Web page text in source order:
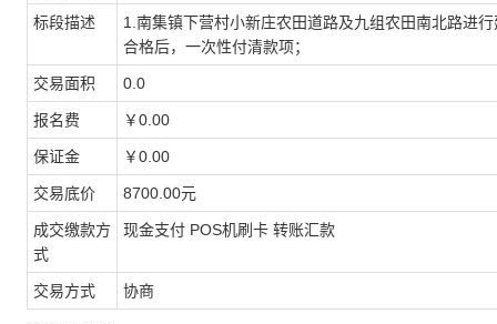
标段描述
1.南集镇下营村小新庄农田道路及九组农田南北路进
合格后，一次性付清款项；
交易面积 0.0
报名费 ￥0.00
保证金 ￥0.00
交易底价 8700.00元
成交缴款方
式
现金支付 POS机刷卡 转账汇款
交易方式 协商